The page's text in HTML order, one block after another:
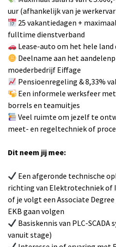
uur (afhankelijk van je
25 vakantiedagen +
fulltime dienstverband
Lease-auto om het hele
Deelname aan het
moederbedrijf Eiffage
Pensioenregeling & 8,33%
Een informele werksfeer
borrels en teamuitjes
Veel ruimte om jezelf te
meet- en regeltechniek of
Dit neem jij mee:
Een afgeronde technische
richting van Elektrotechniek
of je volgt een Associate
EKB gaan volgen
Basiskennis van PLC-
vanuit stage)